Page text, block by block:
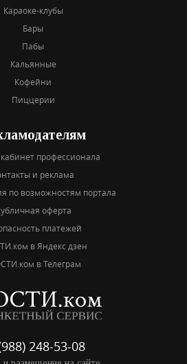
Караоке-клубы
Бары
Пабы
Кальянные
Кофейни
Пиццерии
профессионала
и реклама
по возможностям портала
оферта
платежей
в Яндекс дзен
в Телеграм
248-53-08